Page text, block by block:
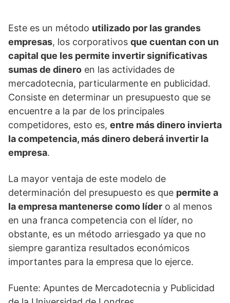
Este es un método utilizado por las grandes
empresas, los corporativos que cuentan con un
capital que les permite invertir significativas
sumas de dinero en las actividades de
mercadotecnia, particularmente en publicidad.
Consiste en determinar un presupuesto que se
encuentre a la par de los principales
competidores, esto es, entre más dinero invierta
la competencia, más dinero deberá invertir la
empresa.
La mayor ventaja de este modelo de
determinación del presupuesto es que permite a
la empresa mantenerse como líder o al menos
en una franca competencia con el líder, no
obstante, es un método arriesgado ya que no
siempre garantiza resultados económicos
importantes para la empresa que lo ejerce.
Fuente: Apuntes de Mercadotecnia y Publicidad